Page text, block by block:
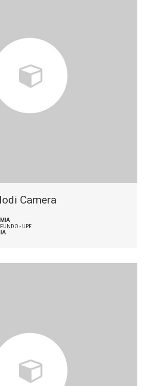
Camera
- UPF